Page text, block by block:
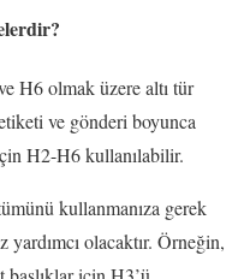
H6 olmak üzere altı tür
ve gönderi boyunca
H2-H6 kullanılabilir.
kullanmanıza gerek
olacaktır. Örneğin,